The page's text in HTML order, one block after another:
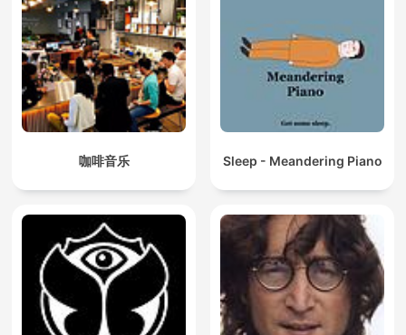
咖啡音乐 Sleep - Meandering Piano